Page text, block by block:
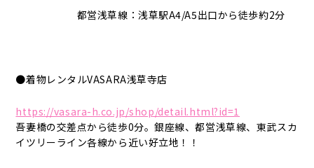
都営浅草線：浅草駅A4/A5出口から徒歩約2分
●着物レンタルVASARA浅草寺店
https://vasara-h.co.jp/shop/detail.html?id=1
吾妻橋の交差点から徒歩0分。銀座線、都営浅草線、東武スカ
イツリーライン各線から近い好立地！！